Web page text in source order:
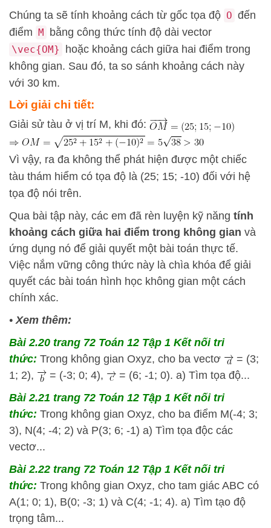
Chúng ta sẽ tính khoảng cách từ gốc tọa độ O đến
điểm M bằng công thức tính độ dài vector
\vec{OM}
hoặc khoảng cách giữa hai điểm trong
không gian. Sau đó, ta so sánh khoảng cách này
với 30 km.
Lời giải chi tiết:
Giải sử tàu ở vị trí M, khi đó:
Vì vậy, ra đa không thể phát hiện được một chiếc
tàu thám hiểm có tọa độ là (25; 15; -10) đối với hệ
tọa độ nói trên.
Qua bài tập này, các em đã rèn luyện kỹ năng tính
khoảng cách giữa hai điểm trong không gian và
ứng dụng nó để giải quyết một bài toán thực tế.
Việc nắm vững công thức này là chìa khóa để giải
quyết các bài toán hình học không gian một cách
chính xác.
• Xem thêm:
Bài 2.20 trang 72 Toán 12 Tập 1 Kết nối tri
thức: Trong không gian Oxyz, cho ba vectơ
= (3;
1; 2),
= (-3; 0; 4),
= (6; -1; 0). a) Tìm tọa độ...
Bài 2.21 trang 72 Toán 12 Tập 1 Kết nối tri
thức: Trong không gian Oxyz, cho ba điểm M(-4; 3;
3), N(4; -4; 2) và P(3; 6; -1) a) Tìm tọa độc các
vectơ...
Bài 2.22 trang 72 Toán 12 Tập 1 Kết nối tri
thức: Trong không gian Oxyz, cho tam giác ABC có
A(1; 0; 1), B(0; -3; 1) và C(4; -1; 4). a) Tìm tạo độ
trọng tâm...